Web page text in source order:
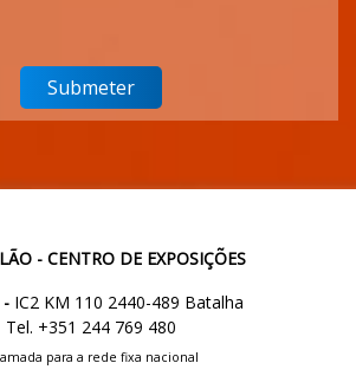
- CENTRO DE EXPOSIÇÕES
IC2 KM 110 2440-489 Batalha
Tel. +351 244 769 480
para a rede fixa nacional